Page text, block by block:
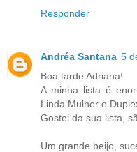
Responder
Andréa Santana 5
Boa tarde Adriana!
A minha lista é
Linda Mulher e
Gostei da sua lista,
Um grande beijo,